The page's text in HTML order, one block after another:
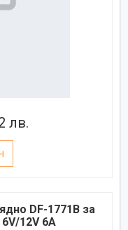
лв.
DF-1771B за
12V 6A